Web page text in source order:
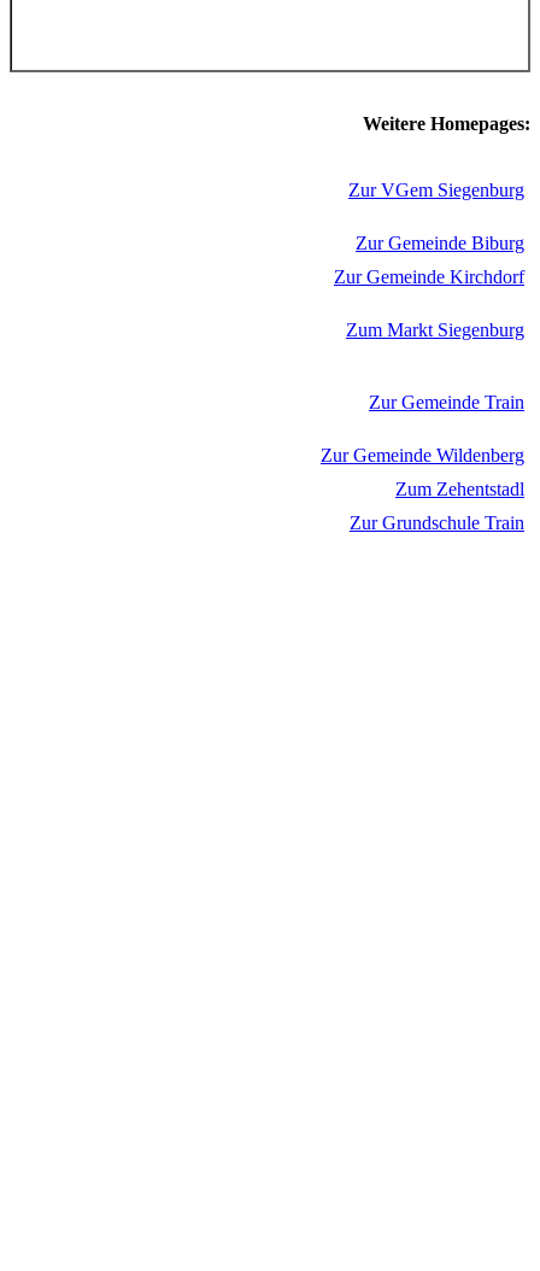
Weitere Homepages:
Zur VGem Siegenburg
Zur Gemeinde Biburg
Zur Gemeinde Kirchdorf
Zum Markt Siegenburg
Zur Gemeinde Train
Zur Gemeinde Wildenberg
Zum Zehentstadl
Zur Grundschule Train